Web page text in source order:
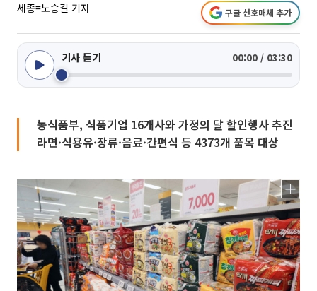
세종=노승길 기자 구글 선호매체 추가
기사 듣기 00:00 / 03:30
농식품부, 식품기업 16개사와 가정의 달 할인행사 추진
라면·식용유·장류·음료·간편식 등 4373개 품목 대상